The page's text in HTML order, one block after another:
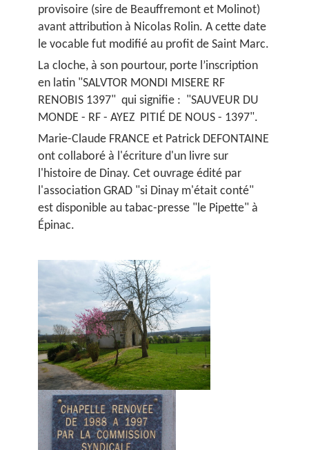
provisoire (sire de Beauffremont et Molinot)
avant attribution à Nicolas Rolin. A cette date
le vocable fut modifié au profit de Saint Marc.
La cloche, à son pourtour, porte l’inscription
en latin "SALVTOR MONDI MISERE RF
RENOBIS 1397" qui signifie : "SAUVEUR DU
MONDE - RF - AYEZ PITIÉ DE NOUS - 1397".
Marie-Claude FRANCE et Patrick DEFONTAINE
ont collaboré à l'écriture d'un livre sur
l'histoire de Dinay. Cet ouvrage édité par
l'association GRAD "si Dinay m'était conté"
est disponible au tabac-presse "le Pipette" à
Épinac.